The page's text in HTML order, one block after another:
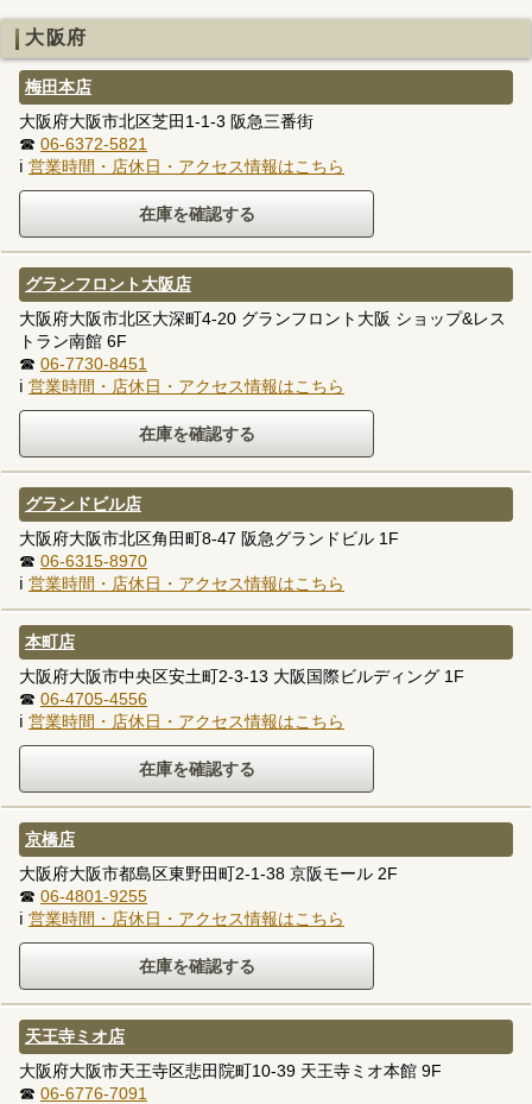
大阪府
梅田本店
大阪府大阪市北区芝田1-1-3 阪急三番街
☎ 06-6372-5821
ℹ 営業時間・店休日・アクセス情報はこちら
グランフロント大阪店
大阪府大阪市北区大深町4-20 グランフロント大阪 ショップ&レス
トラン南館 6F
☎ 06-7730-8451
ℹ 営業時間・店休日・アクセス情報はこちら
グランドビル店
大阪府大阪市北区角田町8-47 阪急グランドビル 1F
☎ 06-6315-8970
ℹ 営業時間・店休日・アクセス情報はこちら
本町店
大阪府大阪市中央区安土町2-3-13 大阪国際ビルディング 1F
☎ 06-4705-4556
ℹ 営業時間・店休日・アクセス情報はこちら
京橋店
大阪府大阪市都島区東野田町2-1-38 京阪モール 2F
☎ 06-4801-9255
ℹ 営業時間・店休日・アクセス情報はこちら
天王寺ミオ店
大阪府大阪市天王寺区悲田院町10-39 天王寺ミオ本館 9F
☎ 06-6776-7091